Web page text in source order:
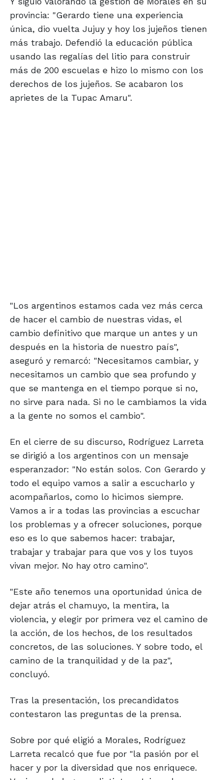
provincia: "Gerardo tiene una experiencia
única, dio vuelta Jujuy y hoy los jujeños tienen
más trabajo. Defendió la educación pública
usando las regalías del litio para construir
más de 200 escuelas e hizo lo mismo con los
derechos de los jujeños. Se acabaron los
aprietes de la Tupac Amaru".
"Los argentinos estamos cada vez más cerca
de hacer el cambio de nuestras vidas, el
cambio definitivo que marque un antes y un
después en la historia de nuestro país",
aseguró y remarcó: "Necesitamos cambiar, y
necesitamos un cambio que sea profundo y
que se mantenga en el tiempo porque si no,
no sirve para nada. Si no le cambiamos la vida
a la gente no somos el cambio".
En el cierre de su discurso, Rodríguez Larreta
se dirigió a los argentinos con un mensaje
esperanzador: "No están solos. Con Gerardo y
todo el equipo vamos a salir a escucharlo y
acompañarlos, como lo hicimos siempre.
Vamos a ir a todas las provincias a escuchar
los problemas y a ofrecer soluciones, porque
eso es lo que sabemos hacer: trabajar,
trabajar y trabajar para que vos y los tuyos
vivan mejor. No hay otro camino".
"Este año tenemos una oportunidad única de
dejar atrás el chamuyo, la mentira, la
violencia, y elegir por primera vez el camino de
la acción, de los hechos, de los resultados
concretos, de las soluciones. Y sobre todo, el
camino de la tranquilidad y de la paz",
concluyó.
Tras la presentación, los precandidatos
contestaron las preguntas de la prensa.
Sobre por qué eligió a Morales, Rodríguez
Larreta recalcó que fue por "la pasión por el
hacer y por la diversidad que nos enriquece.